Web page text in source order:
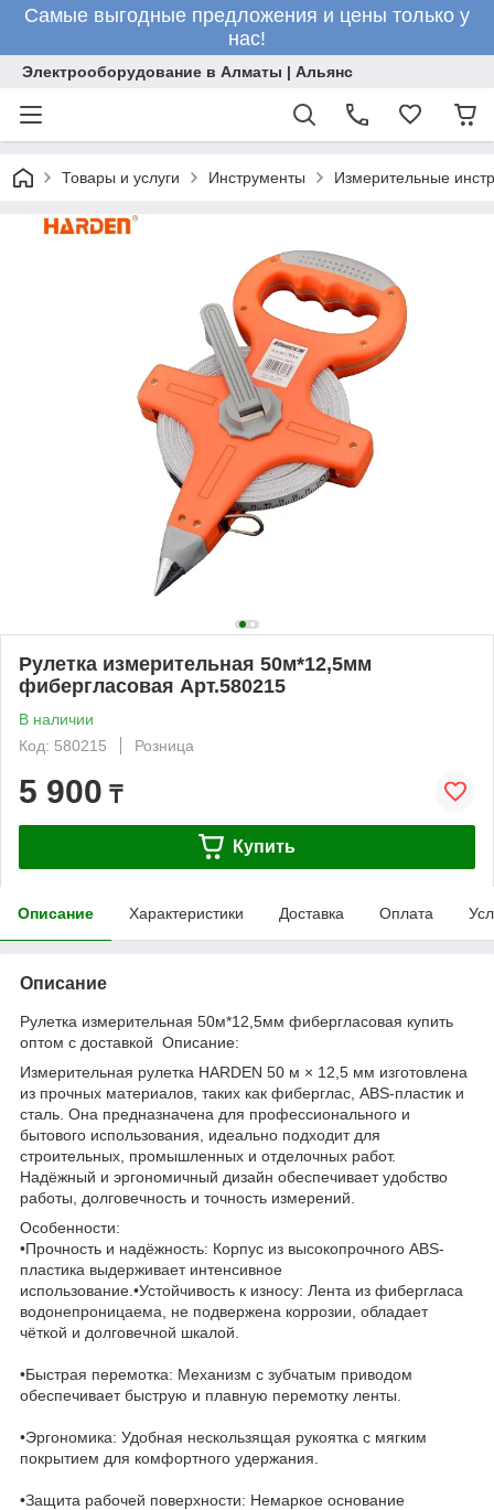
Самые выгодные предложения и цены только у
нас!
Электрооборудование в Алматы | Альянс
Товары и услуги Инструменты Измерительные
Рулетка измерительная 50м*12,5мм
фибергласовая Арт.580215
В наличии
Код: 580215
Розница
5 900 ₸
Купить
Описание Характеристики Доставка Оплата
Описание
Рулетка измерительная 50м*12,5мм фибергласовая купить
оптом с доставкой Описание:
Измерительная рулетка HARDEN 50 м × 12,5 мм изготовлена
из прочных материалов, таких как фиберглас, ABS-пластик и
сталь. Она предназначена для профессионального и
бытового использования, идеально подходит для
строительных, промышленных и отделочных работ.
Надёжный и эргономичный дизайн обеспечивает удобство
работы, долговечность и точность измерений.
Особенности:
•Прочность и надёжность: Корпус из высокопрочного ABS-
пластика выдерживает интенсивное
использование.•Устойчивость к износу: Лента из фибергласа
водонепроницаема, не подвержена коррозии, обладает
чёткой и долговечной шкалой.
•Быстрая перемотка: Механизм с зубчатым приводом
обеспечивает быструю и плавную перемотку ленты.
•Эргономика: Удобная нескользящая рукоятка с мягким
покрытием для комфортного удержания.
•Защита рабочей поверхности: Немаркое основание